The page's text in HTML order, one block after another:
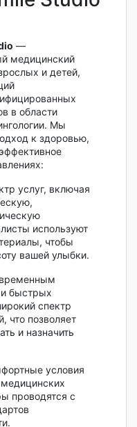
—
медицинский
и детей,
в области
Мы
к здоровью,
услуг, включая
используют
чтобы
вашей улыбки.
быстрых
спектр
что позволяет
и назначить
условия
проводятся с